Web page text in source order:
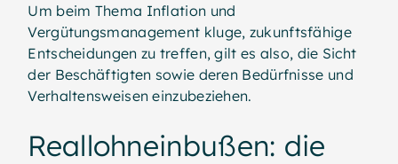
Um beim Thema Inflation und
Vergütungsmanagement kluge, zukunftsfähige
Entscheidungen zu treffen, gilt es also, die Sicht
der Beschäftigten sowie deren Bedürfnisse und
Verhaltensweisen einzubeziehen.
Reallohneinbußen: die